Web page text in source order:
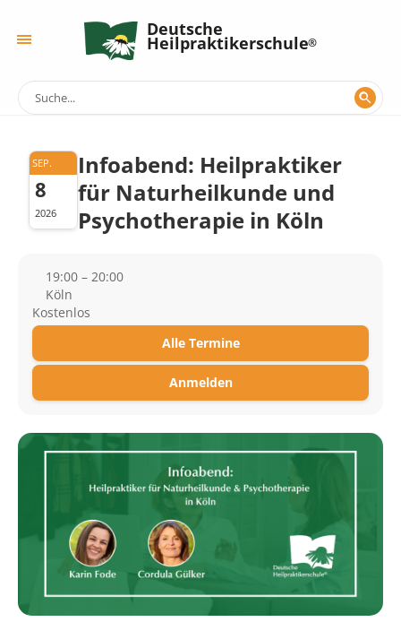
Deutsche
Heilpraktikerschule
SEP.
8
2026
Infoabend: Heilpraktiker
für Naturheilkunde und
Psychotherapie in Köln
19:00 – 20:00
Köln
Kostenlos
Alle Termine
Anmelden